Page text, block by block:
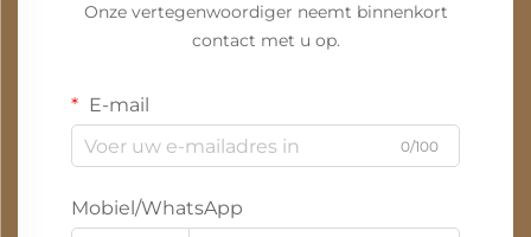
Onze vertegenwoordiger neemt binnenkort
contact met u op.
E-mail
0/100
Mobiel/WhatsApp